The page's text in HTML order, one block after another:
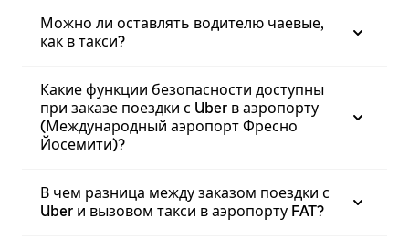
Можно ли оставлять водителю чаевые,
как в такси?
Какие функции безопасности доступны
при заказе поездки с Uber в аэропорту
(Международный аэропорт Фресно
Йосемити)?
В чем разница между заказом поездки с
Uber и вызовом такси в аэропорту FAT?